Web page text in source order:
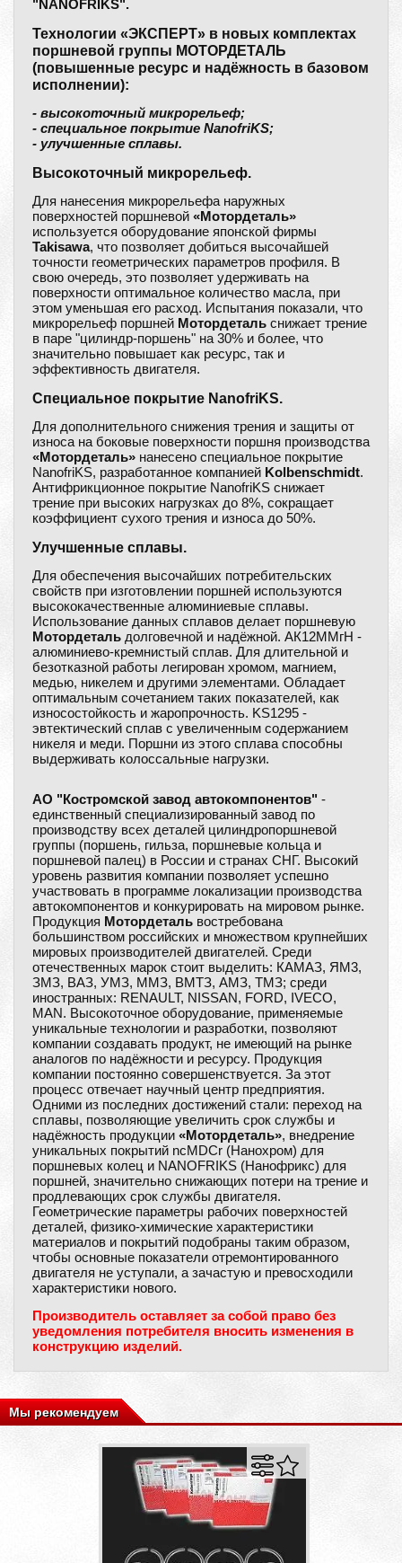
"NANOFRIKS".
Технологии «ЭКСПЕРТ» в новых комплектах
поршневой группы МОТОРДЕТАЛЬ
(повышенные ресурс и надёжность в базовом
исполнении):
- высокоточный микрорельеф;
- специальное покрытие NanofriKS;
- улучшенные сплавы.
Высокоточный микрорельеф.
Для нанесения микрорельефа наружных
поверхностей поршневой «Мотордеталь»
используется оборудование японской фирмы
Takisawa, что позволяет добиться высочайшей
точности геометрических параметров профиля. В
свою очередь, это позволяет удерживать на
поверхности оптимальное количество масла, при
этом уменьшая его расход. Испытания показали, что
микрорельеф поршней Мотордеталь снижает трение
в паре "цилиндр-поршень" на 30% и более, что
значительно повышает как ресурс, так и
эффективность двигателя.
Специальное покрытие NanofriKS.
Для дополнительного снижения трения и защиты от
износа на боковые поверхности поршня производства
«Мотордеталь» нанесено специальное покрытие
NanofriKS, разработанное компанией Kolbenschmidt.
Антифрикционное покрытие NanofriKS снижает
трение при высоких нагрузках до 8%, сокращает
коэффициент сухого трения и износа до 50%.
Улучшенные сплавы.
Для обеспечения высочайших потребительских
свойств при изготовлении поршней используются
высококачественные алюминиевые сплавы.
Использование данных сплавов делает поршневую
Мотордеталь долговечной и надёжной. АК12ММгН -
алюминиево-кремнистый сплав. Для длительной и
безотказной работы легирован хромом, магнием,
медью, никелем и другими элементами. Обладает
оптимальным сочетанием таких показателей, как
износостойкость и жаропрочность. KS1295 -
эвтектический сплав с увеличенным содержанием
никеля и меди. Поршни из этого сплава способны
выдерживать колоссальные нагрузки.
АО "Костромской завод автокомпонентов" -
единственный специализированный завод по
производству всех деталей цилиндропоршневой
группы (поршень, гильза, поршневые кольца и
поршневой палец) в России и странах СНГ. Высокий
уровень развития компании позволяет успешно
участвовать в программе локализации производства
автокомпонентов и конкурировать на мировом рынке.
Продукция Мотордеталь востребована
большинством российских и множеством крупнейших
мировых производителей двигателей. Среди
отечественных марок стоит выделить: КАМАЗ, ЯМ3,
ЗМЗ, ВАЗ, УМЗ, ММЗ, ВМТЗ, АМЗ, ТМЗ; среди
иностранных: RENAULT, NISSAN, FORD, IVECO,
MAN. Высокоточное оборудование, применяемые
уникальные технологии и разработки, позволяют
компании создавать продукт, не имеющий на рынке
аналогов по надёжности и ресурсу. Продукция
компании постоянно совершенствуется. За этот
процесс отвечает научный центр предприятия.
Одними из последних достижений стали: переход на
сплавы, позволяющие увеличить срок службы и
надёжность продукции «Мотордеталь», внедрение
уникальных покрытий ncMDCr (Нанохром) для
поршневых колец и NANOFRIKS (Нанофрикс) для
поршней, значительно снижающих потери на трение и
продлевающих срок службы двигателя.
Геометрические параметры рабочих поверхностей
деталей, физико-химические характеристики
материалов и покрытий подобраны таким образом,
чтобы основные показатели отремонтированного
двигателя не уступали, а зачастую и превосходили
характеристики нового.
Производитель оставляет за собой право без
уведомления потребителя вносить изменения в
конструкцию изделий.
Мы рекомендуем